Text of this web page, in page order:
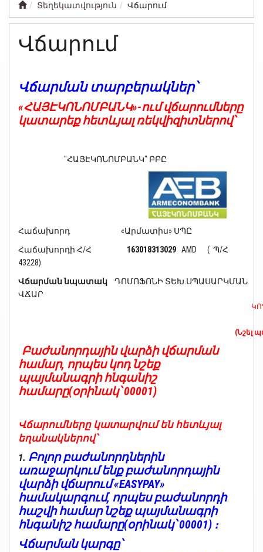
Տեղեկատվություն Վճարում
Վճարում
Վճարման տարբերակներ՝
«ՀԱՅԷԿՈՆՈՄԲԱՆԿ»-ում վճարումները
կատարեք հետևյալ ռեկվիզիտներով՝
"ՀԱՅԷԿՈՆՈՄԲԱՆԿ" ԲԲԸ
Հաճախորդ «Արմատիս» ՍՊԸ
Հաճախորդի Հ/Հ 163018313029 AMD ( Պ/Հ
43228)
Վճարման նպատակ ԴՈՄՈՖՈՆԻ ՏԵԽ.ՍՊԱՍԱՐԿՄԱՆ
ՎՃԱՐ
(Նշել
Բաժանորդային վարձի վճարման
համար, որպես կոդ նշեք
պայմանագրի հնգանիշ
համարը(օրինակ՝ 00001)
Վճարումները կատարվում են հետևյալ
եղանակներով՝
1. Բոլոր բաժանորդներին
առաջարկում ենք բաժանորդային
վարձի վճարում «EASYPAY»
համակարգում, որպես բաժանորդի
հաշվի համար նշեք պայմանագրի
հնգանիշ համարը(օրինակ՝ 00001) ։
Վճարման կարգը՝